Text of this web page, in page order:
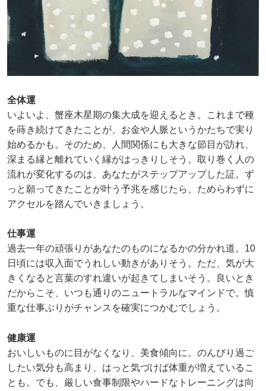
全体運
いよいよ、蟹座木星期の集大成を迎えるとき。これまで種
を蒔き続けてきたことが、お金や人脈というかたちで実り
始めるかも。そのため、人間関係にも大きな節目が訪れ、
深まる縁と離れていく縁がはっきりしそう。取り巻く人の
流れが変化するのは、あなたがステップアップした証。ず
っと願ってきたことが叶う予兆を感じたら、ためらわずに
アクセルを踏んでいきましょう。
仕事運
過去一年の頑張りがあなたのものになるかの分かれ道。10
日頃には収入面でうれしい動きがありそう。ただ、気が大
きくなると言葉のすれ違いが起きてしまいそう。良いとき
だからこそ、いつも通りのニュートラルなマインドで。慎
重な仕事ぶりがチャンスを確実につかむでしょう。
健康運
おいしいものに目がなくなり、美食傾向に。のんびり過ご
したい気分も高まり、はっと気づけば体重が増えているこ
とも。でも、厳しい食事制限やハードなトレーニングは向